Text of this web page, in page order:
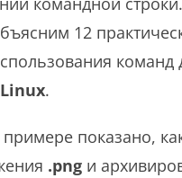
12
команд
Linux.
показано,
.png и